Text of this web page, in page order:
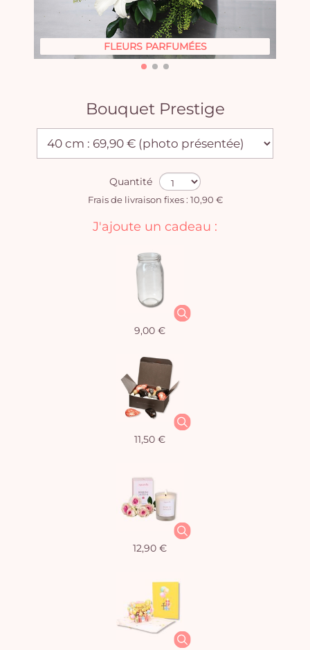
FLEURS PARFUMÉES
Bouquet Prestige
Quantité
Frais de livraison fixes : 10,90 €
J'ajoute un cadeau :
9,00 €
11,50 €
12,90 €